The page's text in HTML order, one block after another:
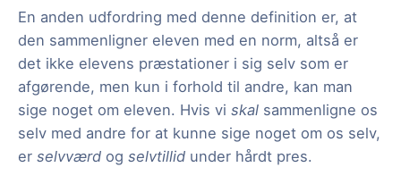
En anden udfordring med denne definition er, at
den sammenligner eleven med en norm, altså er
det ikke elevens præstationer i sig selv som er
afgørende, men kun i forhold til andre, kan man
sige noget om eleven. Hvis vi skal sammenligne os
selv med andre for at kunne sige noget om os selv,
er selvværd og selvtillid under hårdt pres.